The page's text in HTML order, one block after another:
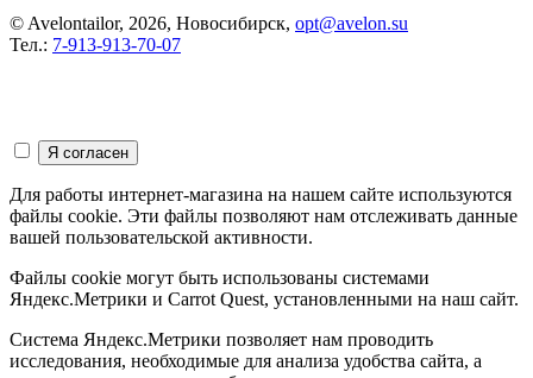
© Avelontailor, 2026, Новосибирск, opt@avelon.su
Тел.: 7-913-913-70-07
Для работы интернет-магазина на нашем сайте используются
файлы cookie. Эти файлы позволяют нам отслеживать данные
вашей пользовательской активности.
Файлы cookie могут быть использованы системами
Яндекс.Метрики и Carrot Quest, установленными на наш сайт.
Система Яндекс.Метрики позволяет нам проводить
исследования, необходимые для анализа удобства сайта, а